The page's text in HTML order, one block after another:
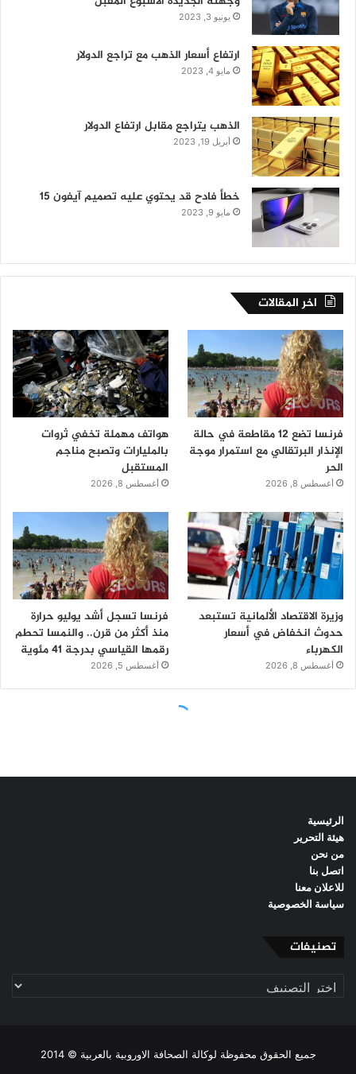
الرئيسية
هيئة التحرير
من نحن
اتصل بنا
للاعلان معنا
سياسة الخصوصية
تصنيفات
تصنيفات
جميع الحقوق محفوظة لوكالة الصحافة الاوروبية بالعربية © 2014